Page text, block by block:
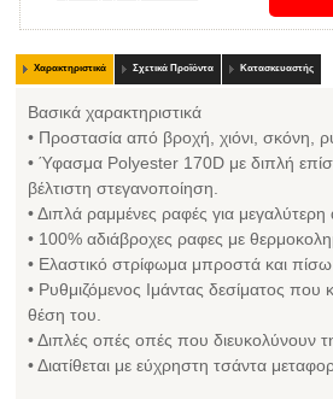
Χαρακτηριστικά Σχετικά Προϊόντα Κατασκευαστής
Βασικά χαρακτηριστικά
• Προστασία από βροχή, χιόνι, σκόνη,
• Ύφασμα Polyester 170D με διπλή
βέλτιστη στεγανοποίηση.
• Διπλά ραμμένες ραφές για μεγαλύτερη
• 100% αδιάβροχες ραφες με
• Ελαστικό στρίφωμα μπροστά και
• Ρυθμιζόμενος Ιμάντας δεσίματος
θέση του.
• Διπλές οπές οπές που διευκολύνουν
• Διατίθεται με εύχρηστη τσάντα